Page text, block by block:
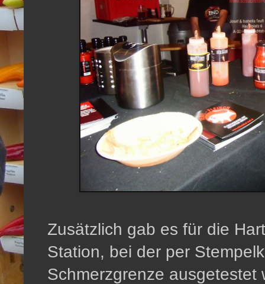
Zusätzlich gab es für die
Station, bei der per
Schmerzgrenze ausgetestet